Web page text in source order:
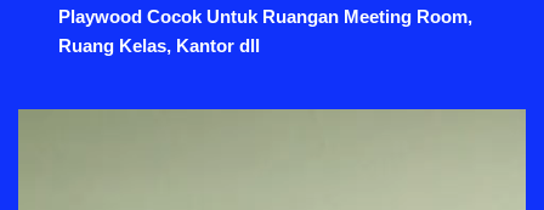
Playwood Cocok Untuk Ruangan Meeting Room,
Ruang Kelas, Kantor dll